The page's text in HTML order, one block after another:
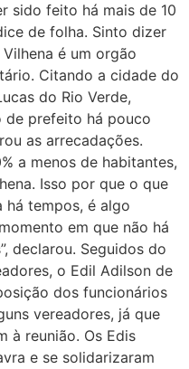
sido feito há mais de 10
de folha. Sinto dizer
é um orgão
Citando a cidade do
do Rio Verde,
de prefeito há pouco
as arrecadações.
a menos de habitantes,
Isso por que o que
tempos, é algo
em que não há
declarou. Seguidos do
o Edil Adilson de
dos funcionários
vereadores, já que
à reunião. Os Edis
e se solidarizaram